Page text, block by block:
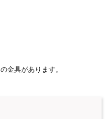
金具があります。